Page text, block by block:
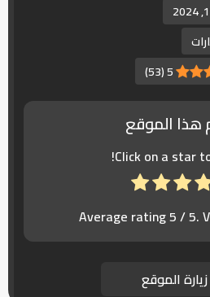
5
(
53
)
هذا الموقع
Click on a star
Average rating5/ 5.
زيارة الموقع